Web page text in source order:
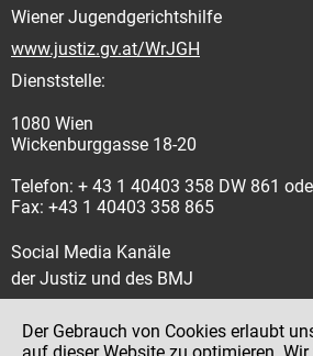
Wiener Jugendgerichtshilfe
www.justiz.gv.at/WrJGH
Dienststelle:
1080 Wien
Wickenburggasse 18-20
Telefon: + 43 1 40403 358 DW 861
Fax: +43 1 40403 358 865
Social Media Kanäle
der Justiz und des BMJ
Der Gebrauch von Cookies erlaubt